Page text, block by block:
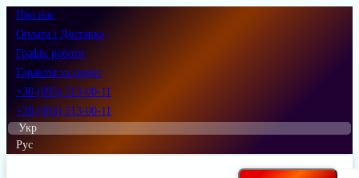
Про нас
Оплата і Доставка
Графік роботи
Гарантія та сервіс
+38 (095) 513-00-11
+38 (093) 513-00-11
Укр
Рус